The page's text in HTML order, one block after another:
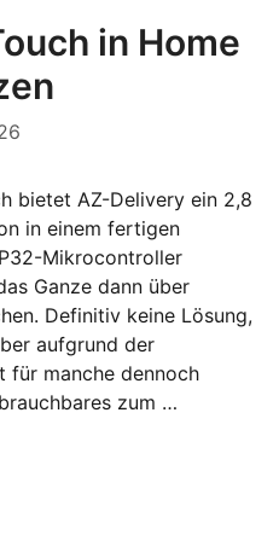
in Home
bietet AZ-Delivery ein 2,8
in einem fertigen
Mikrocontroller
Ganze dann über
Definitiv keine Lösung,
aufgrund der
für manche dennoch
zum …